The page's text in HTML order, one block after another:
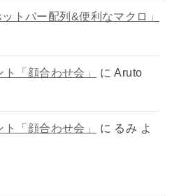
トバー配列&便利なマクロ」
「顔合わせ会」 にAruto
「顔合わせ会」 に るみ よ